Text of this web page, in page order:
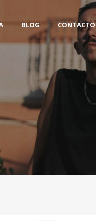
BLOG CONTACTO